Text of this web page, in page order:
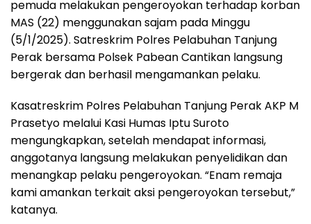
pemuda melakukan pengeroyokan terhadap korban
MAS (22) menggunakan sajam pada Minggu
(5/1/2025). Satreskrim Polres Pelabuhan Tanjung
Perak bersama Polsek Pabean Cantikan langsung
bergerak dan berhasil mengamankan pelaku.
Kasatreskrim Polres Pelabuhan Tanjung Perak AKP M
Prasetyo melalui Kasi Humas Iptu Suroto
mengungkapkan, setelah mendapat informasi,
anggotanya langsung melakukan penyelidikan dan
menangkap pelaku pengeroyokan. “Enam remaja
kami amankan terkait aksi pengeroyokan tersebut,”
katanya.